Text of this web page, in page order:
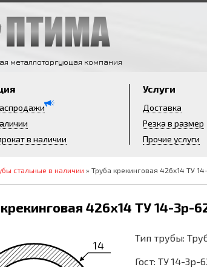
металлоторгующая компания
в наличии
Услуги
Доставка
Резка в размер
Прочие услуги
стальные в наличии » Труба крекинговая 426х14 ТУ
426х14 ТУ 14-3р-
14
Тип трубы:
Гост: ТУ 14-3р-